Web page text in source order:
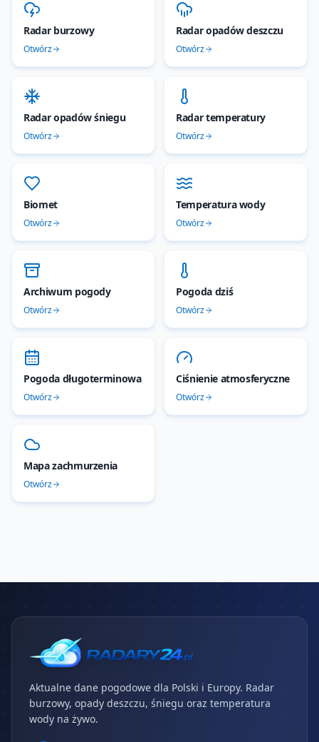
Radar burzowy
Otwórz
Radar opadów deszczu
Otwórz
Radar opadów śniegu
Otwórz
Radar temperatury
Otwórz
Biomet
Otwórz
Temperatura wody
Otwórz
Archiwum pogody
Otwórz
Pogoda dziś
Otwórz
Pogoda długoterminowa
Otwórz
Ciśnienie atmosferyczne
Otwórz
Mapa zachmurzenia
Otwórz
Aktualne dane pogodowe dla Polski i Europy. Radar
burzowy, opady deszczu, śniegu oraz temperatura
wody na żywo.